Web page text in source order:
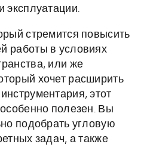
эксплуатации.
стремится повысить
работы в условиях
или же
хочет расширить
этот
полезен. Вы
подобрать угловую
задач, а также